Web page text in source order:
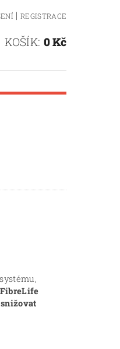
| REGISTRACE
KOŠÍK: 0 Kč
FibreLife